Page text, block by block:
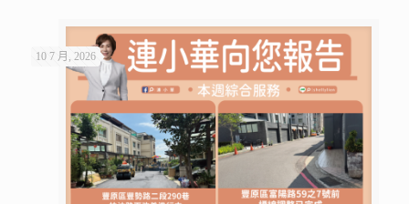
10 7 月, 2026